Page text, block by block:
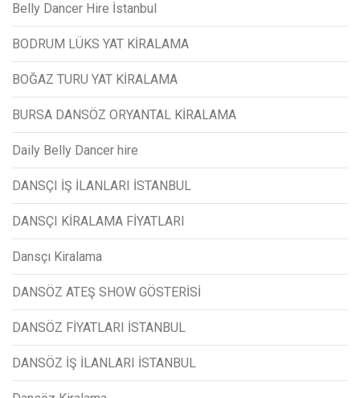
Belly Dancer Hire İstanbul
BODRUM LÜKS YAT KİRALAMA
BOĞAZ TURU YAT KİRALAMA
BURSA DANSÖZ ORYANTAL KİRALAMA
Daily Belly Dancer hire
DANSÇI İŞ İLANLARI İSTANBUL
DANSÇI KİRALAMA FİYATLARI
Dansçı Kiralama
DANSÖZ ATEŞ SHOW GÖSTERİSİ
DANSÖZ FİYATLARI İSTANBUL
DANSÖZ İŞ İLANLARI İSTANBUL